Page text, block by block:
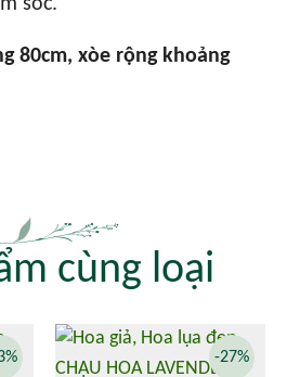
sóc.
80cm, xòe rộng khoảng
cùng loại
-27%